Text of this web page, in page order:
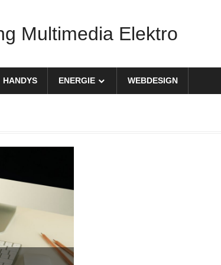
Multimedia Elektro
HANDYS ENERGIE WEBDESIGN